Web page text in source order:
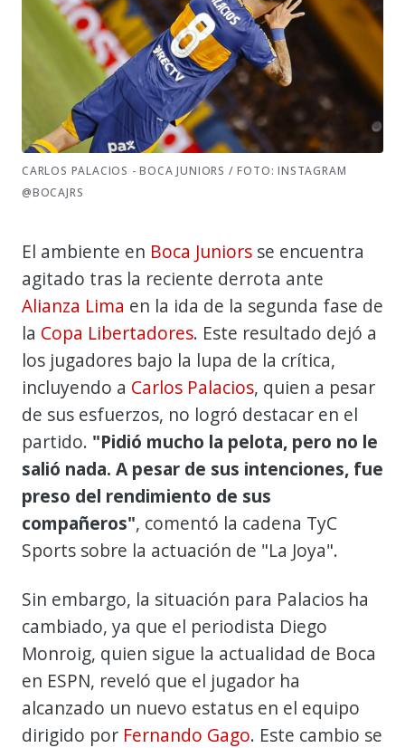
CARLOS PALACIOS - BOCA JUNIORS / FOTO: INSTAGRAM
@BOCAJRS
El ambiente en Boca Juniors se encuentra
agitado tras la reciente derrota ante
Alianza Lima en la ida de la segunda fase de
la Copa Libertadores. Este resultado dejó a
los jugadores bajo la lupa de la crítica,
incluyendo a Carlos Palacios, quien a pesar
de sus esfuerzos, no logró destacar en el
partido. "Pidió mucho la pelota, pero no le
salió nada. A pesar de sus intenciones, fue
preso del rendimiento de sus
compañeros", comentó la cadena TyC
Sports sobre la actuación de "La Joya".
Sin embargo, la situación para Palacios ha
cambiado, ya que el periodista Diego
Monroig, quien sigue la actualidad de Boca
en ESPN, reveló que el jugador ha
alcanzado un nuevo estatus en el equipo
dirigido por Fernando Gago. Este cambio se